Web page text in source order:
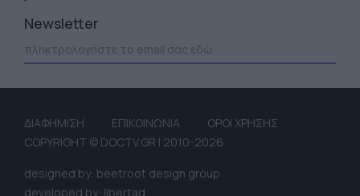
Newsletter
ΔΙΑΦΗΜΙΣΗ ΕΠΙΚΟΙΝΩΝΙΑ
ΟΡΟΙ ΧΡΗΣΗΣ
COPYRIGHT © DOCTV.GR | 2010-2026
designed by: beetroot design group
developed by: libertad